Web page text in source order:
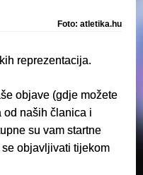
Foto: atletika.hu
reprezentacija.
objave (gdje možete
od naših članica i
su vam startne
se objavljivati tijekom